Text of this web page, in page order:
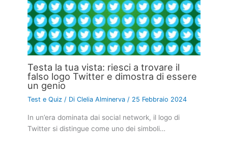
Testa la tua vista: riesci a trovare il
falso logo Twitter e dimostra di essere
un genio
Test e Quiz / DiClelia Alminerva / 25 Febbraio 2024
In un’era dominata dai social network, il logo di
Twitter si distingue come uno dei simboli…